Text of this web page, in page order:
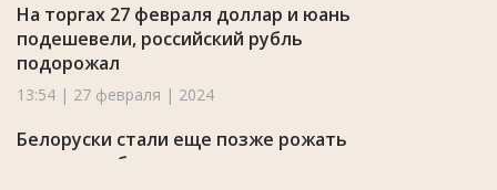
На торгах 27 февраля доллар и юань
подешевели, российский рубль
подорожал
13:54 | 27 февраля | 2024
Белоруски стали еще позже рожать
первого ребенка